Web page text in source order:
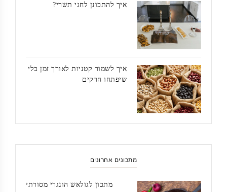
איך להתכונן לחגי תשרי?
איך לשמור קטניות לאורך זמן בלי
שיפתחו חרקים
מתכונים אחרונים
מתכון לגולאש הונגרי מסורתי